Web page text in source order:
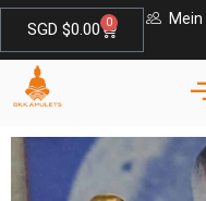
SGD $0.00 0